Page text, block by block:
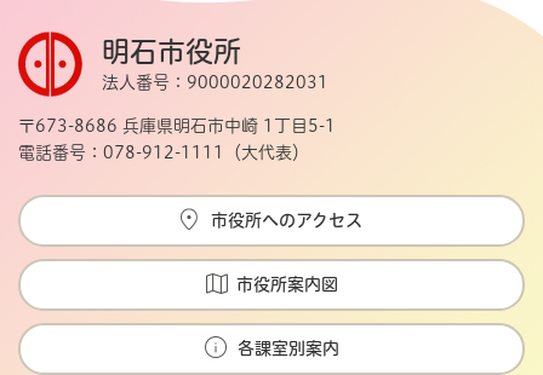
明石市役所
法人番号：9000020282031
〒673-8686 兵庫県明石市中崎 1丁目5-1
電話番号：078-912-1111（大代表）
市役所へのアクセス
市役所案内図
各課室別案内